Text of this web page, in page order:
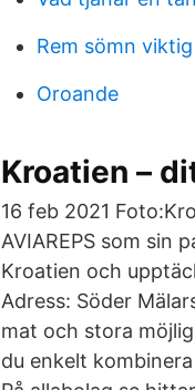
Rem sömn viktig
Oroande
Kroatien –
16 feb 2021
AVIAREPS som sin
Kroatien och
Adress: Söder
mat och stora
du enkelt